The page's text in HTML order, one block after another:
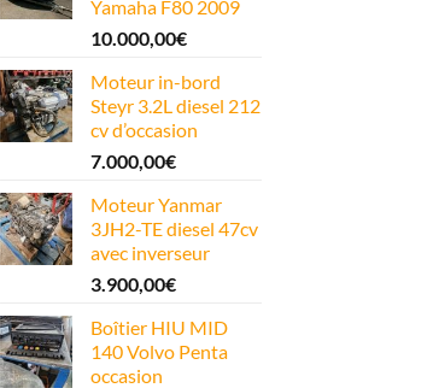
Yamaha F80 2009
10.000,00€
Moteur in-bord
Steyr 3.2L diesel 212
cv d’occasion
7.000,00€
Moteur Yanmar
3JH2-TE diesel 47cv
avec inverseur
3.900,00€
Boîtier HIU MID
140 Volvo Penta
occasion